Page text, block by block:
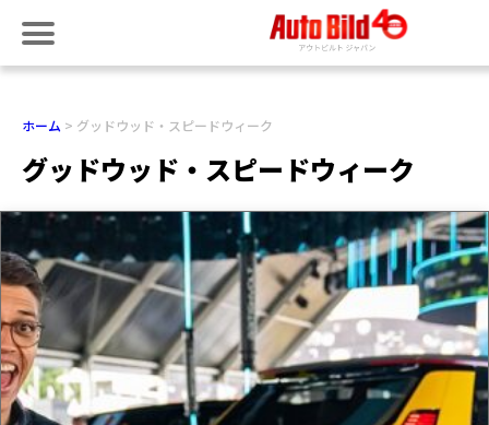
ホーム グッドウッド・スピードウィーク
グッドウッド・スピードウィーク